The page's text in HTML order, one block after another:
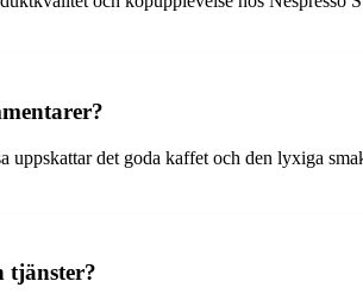
det goda kaffet och den lyxiga
tjänster?